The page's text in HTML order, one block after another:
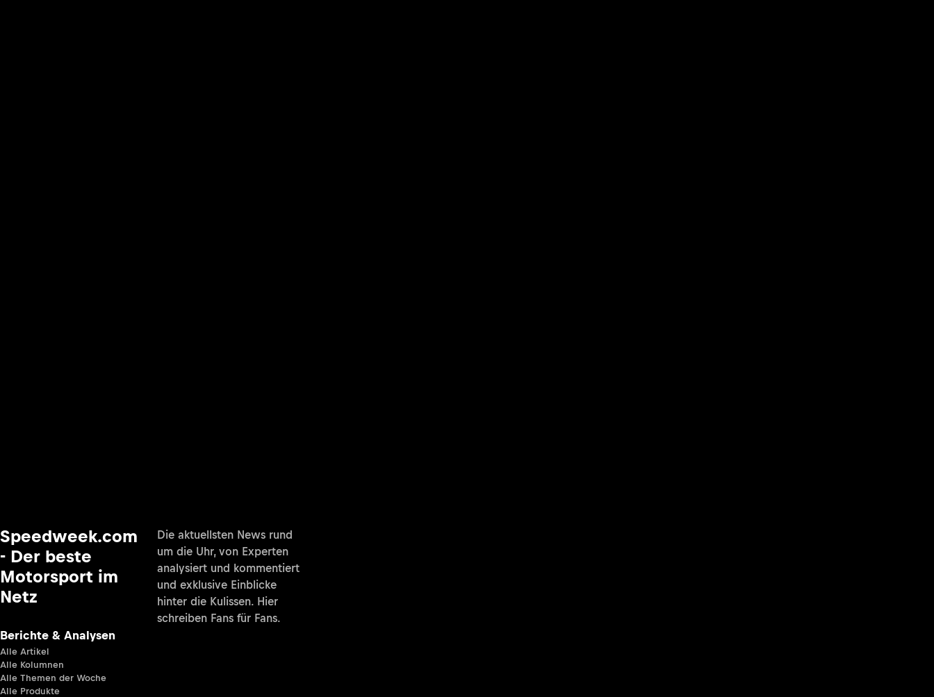
Speedweek.com
- Der beste
Motorsport im
Netz
Die aktuellsten News rund
um die Uhr, von Experten
analysiert und kommentiert
und exklusive Einblicke
hinter die Kulissen. Hier
schreiben Fans für Fans.
Berichte & Analysen
Alle Artikel
Alle Kolumnen
Alle Themen der Woche
Alle Produkte